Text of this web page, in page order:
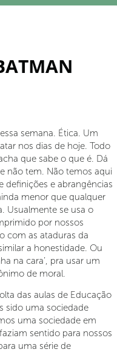
semana. Ética. Um
nos dias de hoje. Todo
que sabe o que é. Dá
não tem. Não temos aqui
definições e abrangências
menor que qualquer
Usualmente se usa o
por nossos
com as ataduras da
a honestidade. Ou
na cara’, pra usar um
de moral.
das aulas de Educação
sido uma sociedade
uma sociedade em
sentido para nossos
uma série de